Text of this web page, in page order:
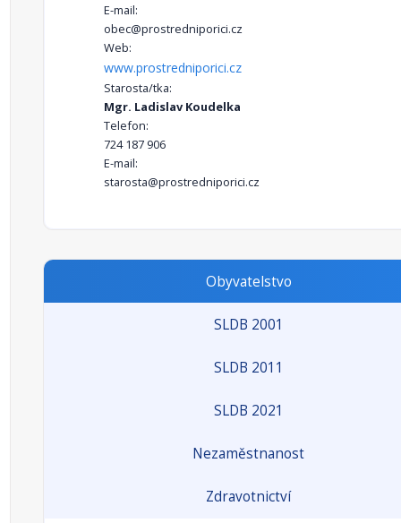
E-mail:
obec@prostredniporici.cz
Web:
www.prostredniporici.cz
Starosta/tka:
Mgr. Ladislav Koudelka
Telefon:
724 187 906
E-mail:
starosta@prostredniporici.cz
Obyvatelstvo
SLDB 2001
SLDB 2011
SLDB 2021
Nezaměstnanost
Zdravotnictví